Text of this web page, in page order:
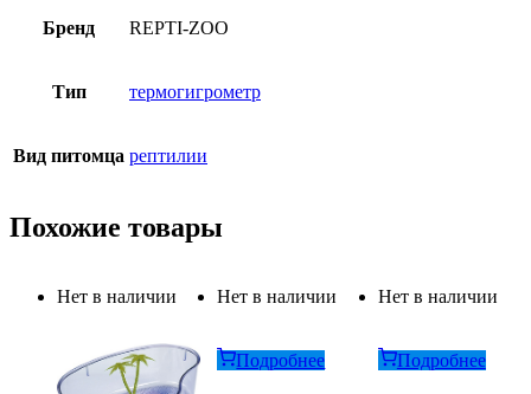
Бренд REPTI-ZOO
Тип термогигрометр
Вид питомца рептилии
Похожие товары
Нет в наличии Нет в наличии
Подробнее
Нет в наличии
Подробнее